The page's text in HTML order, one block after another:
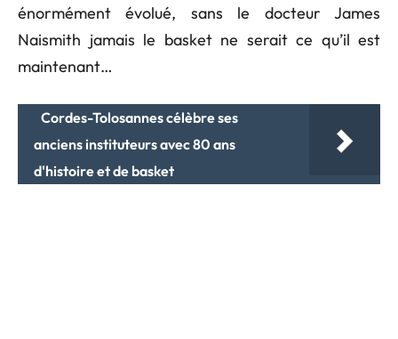
énormément évolué, sans le docteur James
Naismith jamais le basket ne serait ce qu’il est
maintenant…
Cordes-Tolosannes célèbre ses
anciens instituteurs avec 80 ans
d'histoire et de basket